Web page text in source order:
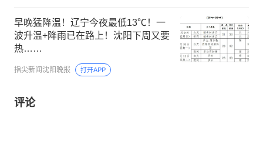
早晚猛降温！辽宁今夜最低13℃！一
波升温+降雨已在路上！沈阳下周又要
热……
指尖新闻沈阳晚报 打开APP
评论